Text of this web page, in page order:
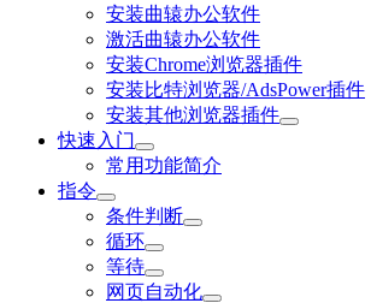
安装曲辕办公软件
激活曲辕办公软件
安装Chrome浏览器插件
安装比特浏览器/AdsPower插件
安装其他浏览器插件
快速入门
常用功能简介
指令
条件判断
循环
等待
网页自动化